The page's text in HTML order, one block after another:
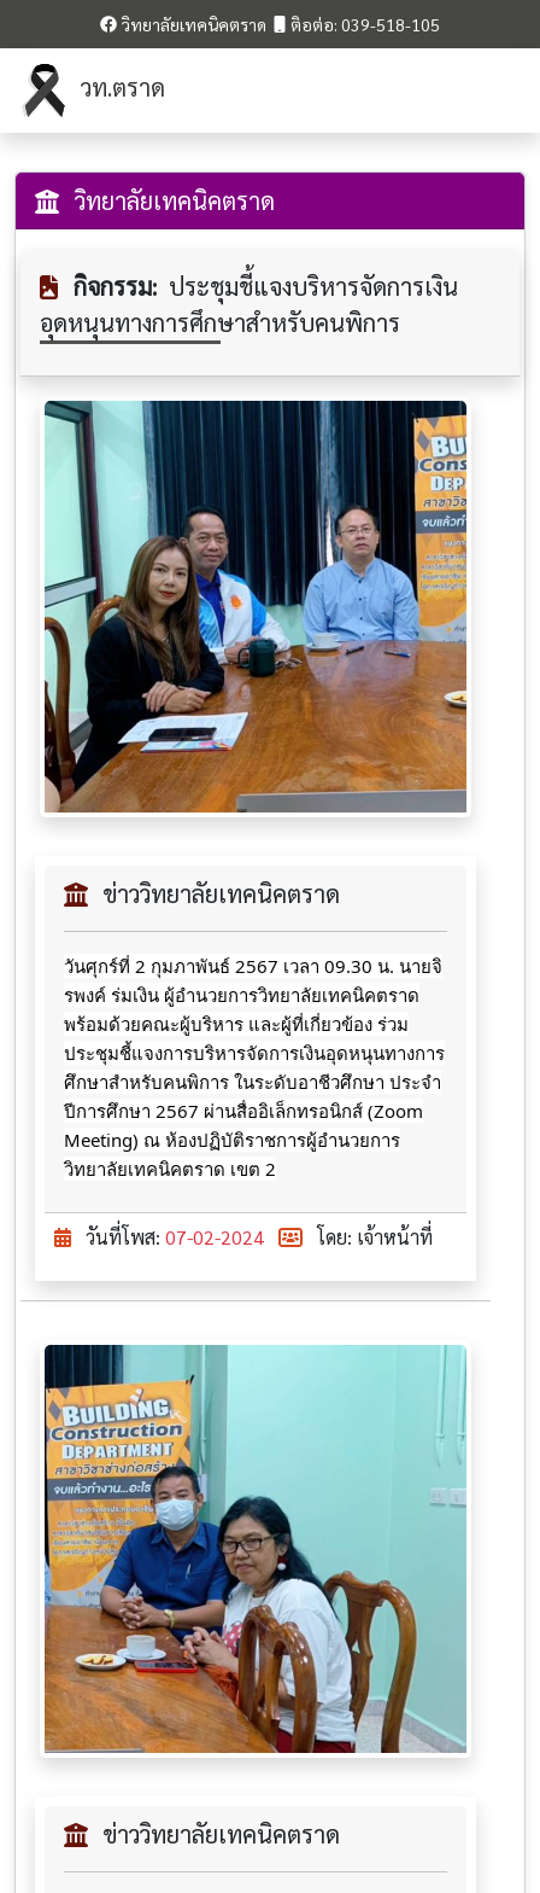
วิทยาลัยเทคนิคตราด ติอต่อ: 039-518-105
วท.ตราด
วิทยาลัยเทคนิคตราด
กิจกรรม: ประชุมชี้แจง​​บริหารจัดการเงิน
อุดหนุน​ทางการศึกษ​าสำหรับ​คนพิการ
ข่าววิทยาลัยเทคนิคตราด
วันศุก​ร์ที่​ 2​ กุมภาพันธ์​ 2567​ เวลา​ 09.30​ น.​ นายจิ​
รพ​งค์​ ร​่​มเงิน​ ผู้​อ​ำ​น​ว​ยการ​วิทยาลัย​เทคนิค​ตราด​
พร้อม​ด้วย​คณะ​ผู้บริหาร​ และ​ผู้ที่เกี่ยวข้อง​ ร่วม
ประชุมชี้แจง​การ​บริหารจัดการเงินอุดหนุน​ทางการ
ศึกษ​าสำหรับ​คนพิการ​ ในระดับอาชีวศึกษา​ ประจำ​
ปีการศึกษา​ 2567​ ผ่านสื่ออิเล็กทรอนิกส์​ (Zoom
Meeting) ณ​ ห้อง​ปฏิบัติ​ราชการ​ผู้​อำนวยการ​
วิทยาลัย​เทคนิค​ตราด​ เขต​ 2
วันที่โพส: 07-02-2024 โดย: เจ้าหน้าที่
ข่าววิทยาลัยเทคนิคตราด